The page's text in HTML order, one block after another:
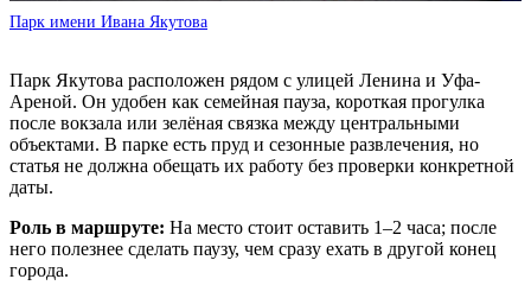
Парк имени Ивана Якутова
Парк Якутова расположен рядом с улицей Ленина и Уфа-
Ареной. Он удобен как семейная пауза, короткая прогулка
после вокзала или зелёная связка между центральными
объектами. В парке есть пруд и сезонные развлечения, но
статья не должна обещать их работу без проверки конкретной
даты.
Роль в маршруте: На место стоит оставить 1–2 часа; после
него полезнее сделать паузу, чем сразу ехать в другой конец
города.